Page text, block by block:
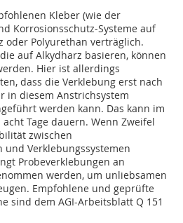
Kleber (wie der
Korrosionsschutz-Systeme auf
oder Polyurethan verträglich.
auf Alkydharz basieren, können
Hier ist allerdings
dass die Verklebung erst nach
in diesem Anstrichsystem
werden kann. Das kann im
Tage dauern. Wenn Zweifel
zwischen
Verklebungssystemen
Probeverklebungen an
werden, um unliebsamen
Empfohlene und geprüfte
sind dem AGI-Arbeitsblatt Q 151